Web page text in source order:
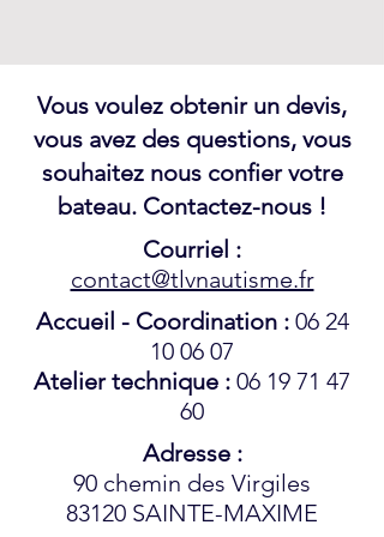
Vous voulez obtenir un devis,
vous avez des questions, vous
souhaitez nous confier votre
bateau. Contactez-nous !
Courriel :
contact@tlvnautisme.fr
Accueil - Coordination : 06 24
10 06 07
Atelier technique : 06 19 71 47
60
Adresse :
90 chemin des Virgiles
83120 SAINTE-MAXIME